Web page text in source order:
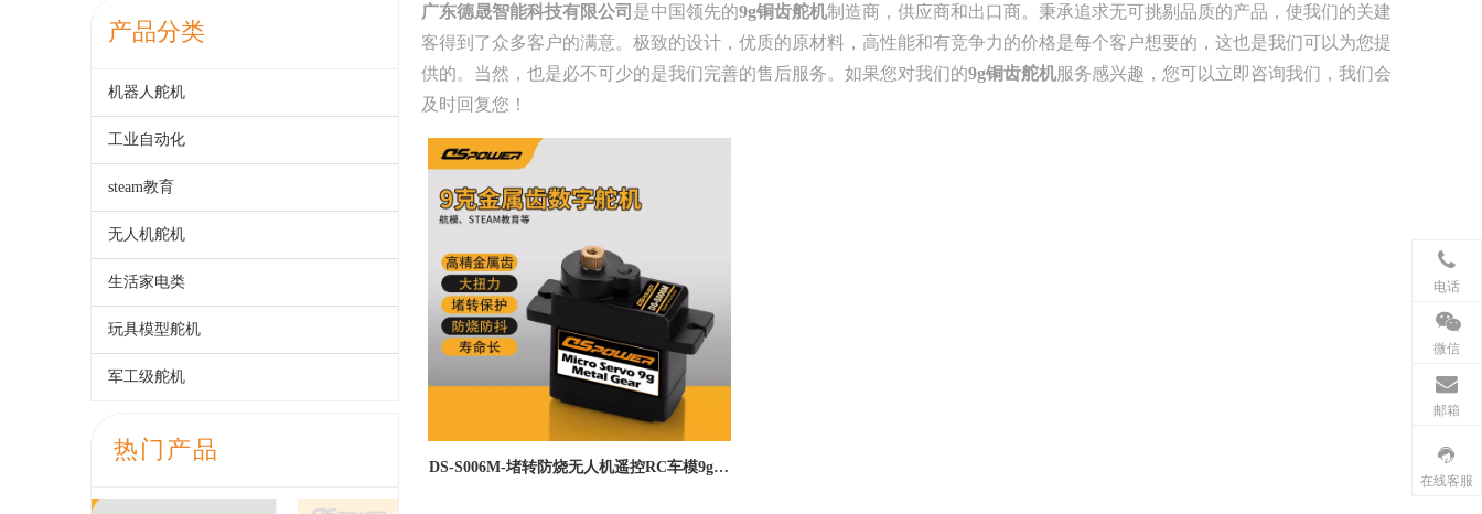
产品分类
机器人舵机
工业自动化
steam教育
无人机舵机
生活家电类
玩具模型舵机
军工级舵机
热门产品
广东德晟智能科技有限公司 是中国领先的9g铜齿舵机制造商，供应商和出口商。秉承追求无可挑剔品质的产品，使我们的关建
客得到了众多客户的满意。极致的设计，优质的原材料，高性能和有竞争力的价格是每个客户想要的，这也是我们可以为您提
供的。当然，也是必不可少的是我们完善的售后服务。如果您对我们的9g铜齿舵机服务感兴趣，您可以立即咨询我们，我们会
及时回复您！
DS-S006M-堵转防烧无人机遥控RC车模9g金
电话
微信
邮箱
在线客服